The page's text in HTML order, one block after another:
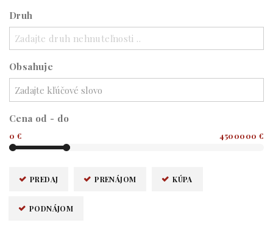
Druh
Zadajte druh nehnuteľnosti ..
Obsahuje
Cena od - do
0 € 4500000 €
PREDAJ PRENÁJOM KÚPA
PODNÁJOM